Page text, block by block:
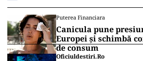
Puterea Financiara
Canicula pune
Europei și schimbă
de consum
Oficiuldestiri.ro